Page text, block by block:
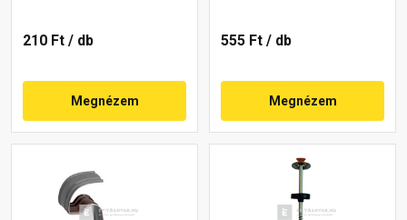
210 Ft / db
Megnézem
555 Ft / db
Megnézem